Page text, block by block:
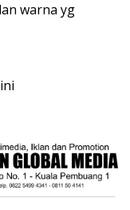
warna yg